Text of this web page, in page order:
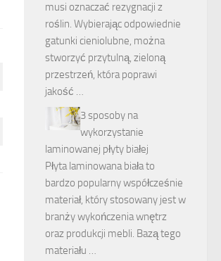
musi oznaczać rezygnacji z
roślin. Wybierając odpowiednie
gatunki cieniolubne, można
stworzyć przytulną, zieloną
przestrzeń, która poprawi
jakość …
3 sposoby na
wykorzystanie
laminowanej płyty białej
Płyta laminowana biała to
bardzo popularny współcześnie
materiał, który stosowany jest w
branży wykończenia wnętrz
oraz produkcji mebli. Bazą tego
materiału …